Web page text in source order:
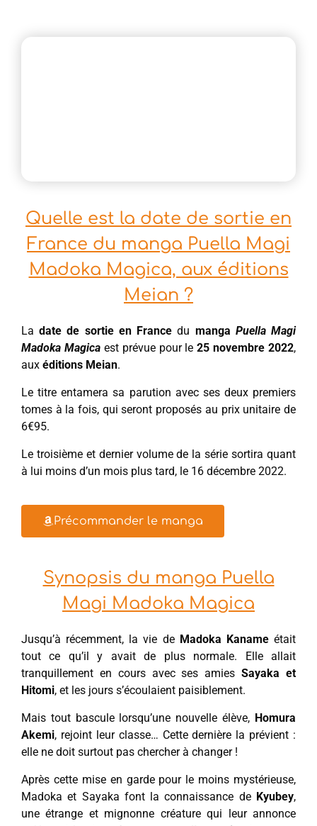
Quelle est la date de sortie en
France du manga Puella Magi
Madoka Magica, aux éditions
Meian ?
Ladate de sortie en France du manga Puella Magi
Madoka Magicaest prévue pour le25 novembre 2022,
aux éditions Meian.
Le titre entamera sa parution avec ses deux premiers
tomes à la fois, qui seront proposés au prix unitaire de
6€95.
Le troisième et dernier volume de la série sortira quant
à lui moins d’un mois plus tard, le 16 décembre 2022.
Précommander le manga
Synopsis du manga Puella
Magi Madoka Magica
Jusqu’à récemment, la vie de Madoka Kanameétait
tout ce qu’il y avait de plus normale. Elle allait
tranquillement en cours avec ses amiesSayaka et
Hitomi, et les jours s’écoulaient paisiblement.
Mais tout bascule lorsqu’une nouvelle élève, Homura
Akemi, rejoint leur classe… Cette dernière la prévient :
elle ne doit surtout pas chercher à changer !
Après cette mise en garde pour le moins mystérieuse,
Madoka et Sayaka font la connaissance de Kyubey,
une étrange et mignonne créature qui leur annonce